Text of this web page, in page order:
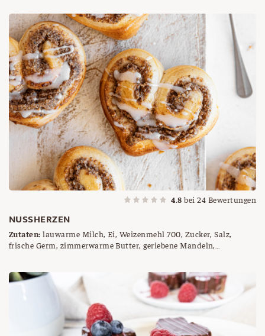
4.8 bei24 Bewertungen
NUSSHERZEN
Zutaten: lauwarme Milch, Ei, Weizenmehl 700, Zucker, Salz,
frische Germ, zimmerwarme Butter, geriebene Mandeln,